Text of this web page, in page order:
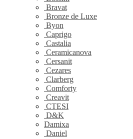
Bravat
Bronze de Luxe
Byon
Caprigo
Castalia
Ceramicanova
Cersanit
Cezares
Clarberg
Comforty
Creavit
CTESI
D&K
Damixa
Daniel